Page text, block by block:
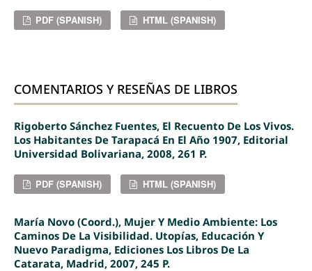
PDF (SPANISH) HTML (SPANISH)
COMENTARIOS Y RESEÑAS DE LIBROS
Rigoberto Sánchez Fuentes, El Recuento De Los Vivos.
Los Habitantes De Tarapacá En El Año 1907, Editorial
Universidad Bolivariana, 2008, 261 P.
PDF (SPANISH) HTML (SPANISH)
María Novo (coord.), Mujer Y Medio Ambiente: Los
Caminos De La Visibilidad. Utopías, Educación Y
Nuevo Paradigma, Ediciones Los Libros De La
Catarata, Madrid, 2007, 245 P.